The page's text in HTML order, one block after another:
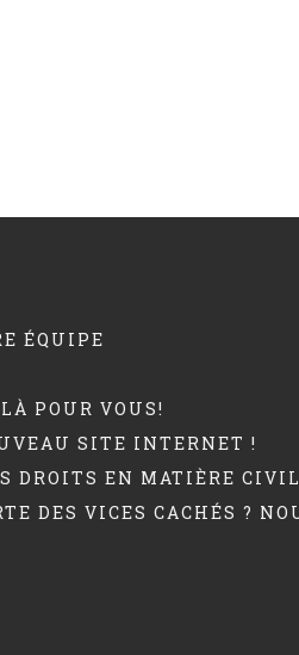
ÉQUIPE
POUR VOUS!
SITE INTERNET !
DROITS EN MATIÈRE
DES VICES CACHÉS ?